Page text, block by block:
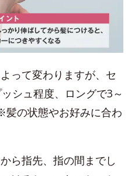
って変わりますが、セ
シュ程度、ロングで3～
の状態やお好みに合わ
ら指先、指の間までし